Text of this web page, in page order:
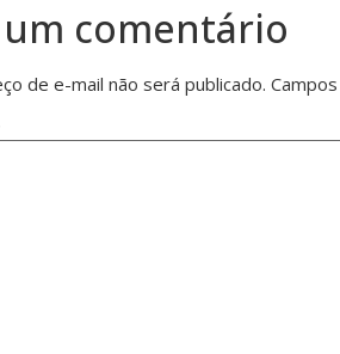
comentário
de e-mail não será publicado.